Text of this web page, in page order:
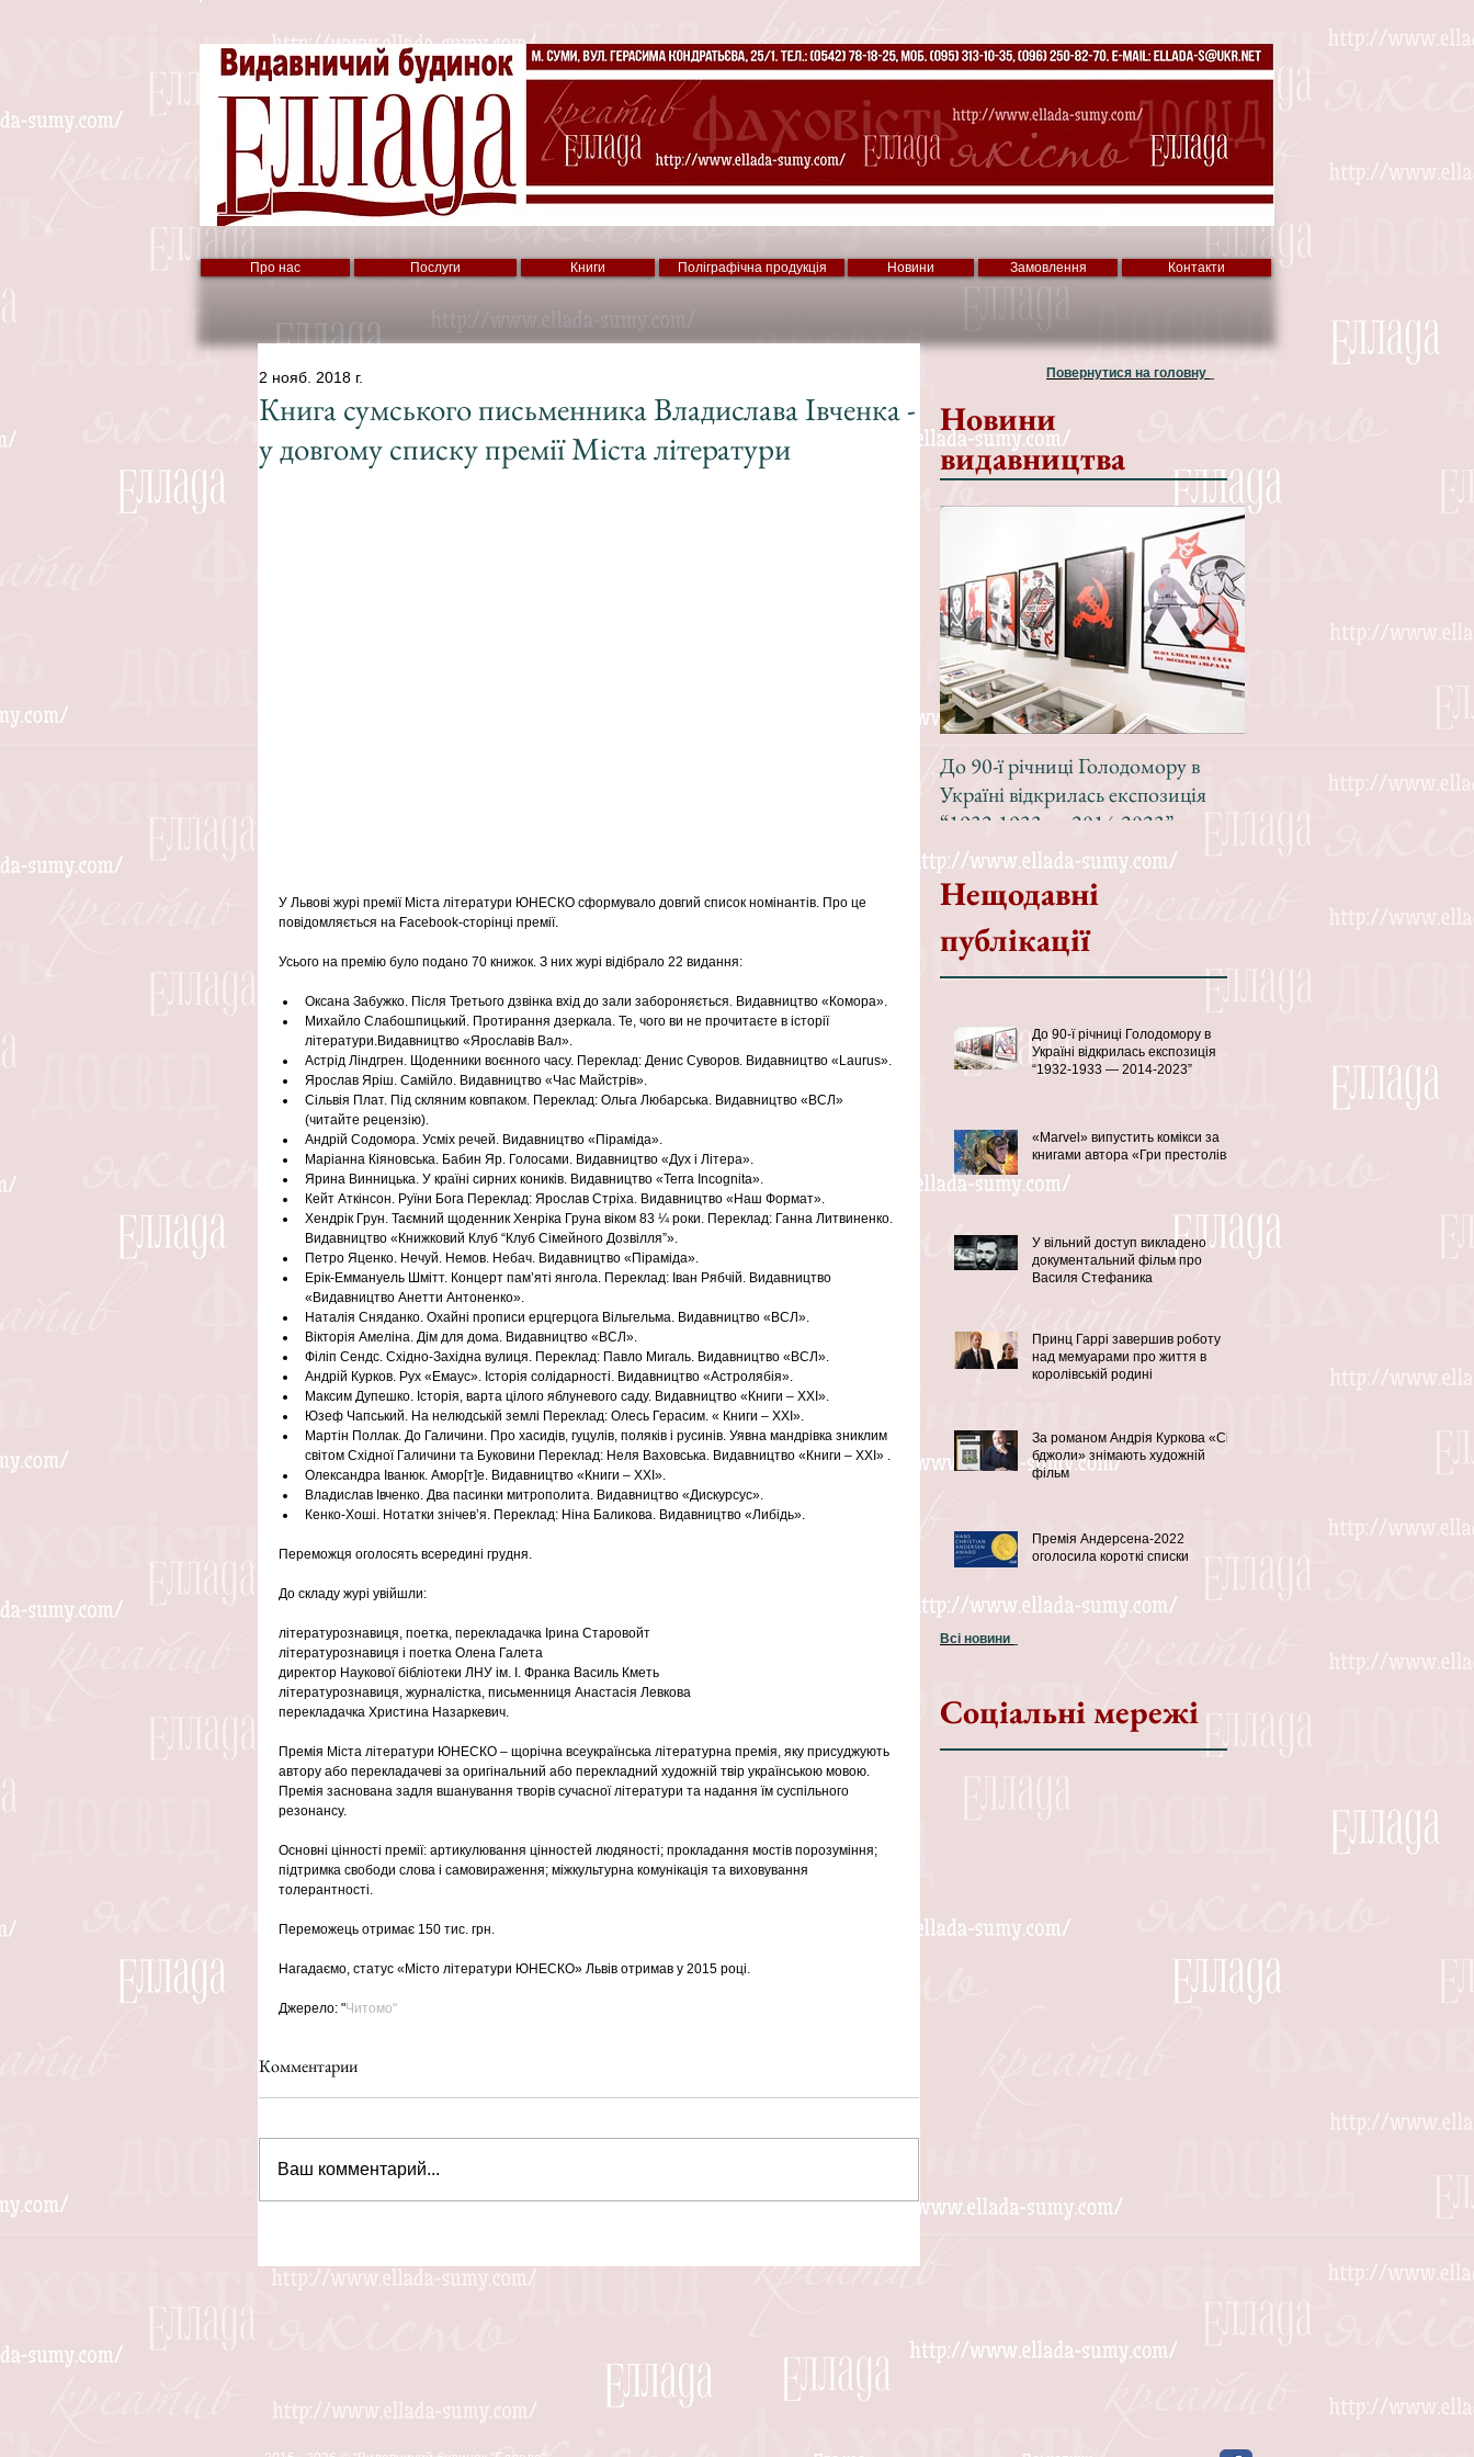
Про нас Послуги Книги Поліграфічна продукція Новини Замовлення Контакти
Книга сумського письменника Владислава Івченка -
у довгому списку премії Міста літератури
2 нояб. 2018 г.
У Львові журі премії Міста літератури ЮНЕСКО сформувало довгий список номінантів. Про це
повідомляється на Facebook-сторінці премії.
Усього на премію було подано 70 книжок. З них журі відібрало 22 видання:
Оксана Забужко. Після Третього дзвінка вхід до зали забороняється. Видавництво «Комора».
Михайло Слабошпицький. Протирання дзеркала. Те, чого ви не прочитаєте в історії
літератури.Видавництво «Ярославів Вал».
Астрід Ліндгрен. Щоденники воєнного часу. Переклад: Денис Суворов. Видавництво «Laurus».
Ярослав Яріш. Самійло. Видавництво «Час Майстрів».
Сільвія Плат. Під скляним ковпаком. Переклад: Ольга Любарська. Видавництво «ВСЛ»
(читайте рецензію).
Андрій Содомора. Усміх речей. Видавництво «Піраміда».
Маріанна Кіяновська. Бабин Яр. Голосами. Видавництво «Дух і Літера».
Ярина Винницька. У країні сирних коників. Видавництво «Terra Incognita».
Кейт Аткінсон. Руїни Бога Переклад: Ярослав Стріха. Видавництво «Наш Формат».
Хендрік Грун. Таємний щоденник Хенріка Груна віком 83 ¼ роки. Переклад: Ганна Литвиненко.
Видавництво «Книжковий Клуб “Клуб Сімейного Дозвілля”».
Петро Яценко. Нечуй. Немов. Небач. Видавництво «Піраміда».
Ерік-Еммануель Шмітт. Концерт пам’яті янгола. Переклад: Іван Рябчій. Видавництво
«Видавництво Анетти Антоненко».
Наталія Сняданко. Охайні прописи ерцгерцога Вільгельма. Видавництво «ВСЛ».
Вікторія Амеліна. Дім для дома. Видавництво «ВСЛ».
Філіп Сендс. Східно-Західна вулиця. Переклад: Павло Мигаль. Видавництво «ВСЛ».
Андрій Курков. Рух «Емаус». Історія солідарності. Видавництво «Астролябія».
Максим Дупешко. Історія, варта цілого яблуневого саду. Видавництво «Книги – ХХІ».
Юзеф Чапський. На нелюдській землі Переклад: Олесь Герасим. « Книги – ХХІ».
Мартін Поллак. До Галичини. Про хасидів, гуцулів, поляків і русинів. Уявна мандрівка зниклим
світом Східної Галичини та Буковини Переклад: Неля Ваховська. Видавництво «Книги – ХХІ» .
Олександра Іванюк. Амор[т]е. Видавництво «Книги – ХХІ».
Владислав Івченко. Два пасинки митрополита. Видавництво «Дискурсус».
Кенко-Хоші. Нотатки знічев’я. Переклад: Ніна Баликова. Видавництво «Либідь».
Переможця оголосять всередині грудня.
До складу журі увійшли:
літературознавиця, поетка, перекладачка Ірина Старовойт
літературознавиця і поетка Олена Галета
директор Наукової бібліотеки ЛНУ ім. І. Франка Василь Кметь
літературознавиця, журналістка, письменниця Анастасія Левкова
перекладачка Христина Назаркевич.
Премія Міста літератури ЮНЕСКО – щорічна всеукраїнська літературна премія, яку присуджують
автору або перекладачеві за оригінальний або перекладний художній твір українською мовою.
Премія заснована задля вшанування творів сучасної літератури та надання їм суспільного
резонансу.
Основні цінності премії: артикулювання цінностей людяності; прокладання мостів порозуміння;
підтримка свободи слова і самовираження; міжкультурна комунікація та виховування
толерантності.
Переможець отримає 150 тис. грн.
Нагадаємо, статус «Місто літератури ЮНЕСКО» Львів отримав у 2015 році.
Джерело: "Читомо"
Комментарии
Ваш комментарий...
Повернутися на головну
Новини
видавництва
До 90-ї річниці Голодомору в
Україні відкрилась експозиція
“1932-1933 — 2014-2023”
Нещодавні
публікації
До 90-ї річниці Голодомору в
Україні відкрилась експозиція
“1932-1933 — 2014-2023”
«Marvel» випустить комікси за
книгами автора «Гри престолів»
У вільний доступ викладено
документальний фільм про
Василя Стефаника
Принц Гаррі завершив роботу
над мемуарами про життя в
королівській родині
За романом Андрія Куркова «Сірі
бджоли» знімають художній
фільм
Премія Андерсена-2022
оголосила короткі списки
Всі новини
Соціальні мережі